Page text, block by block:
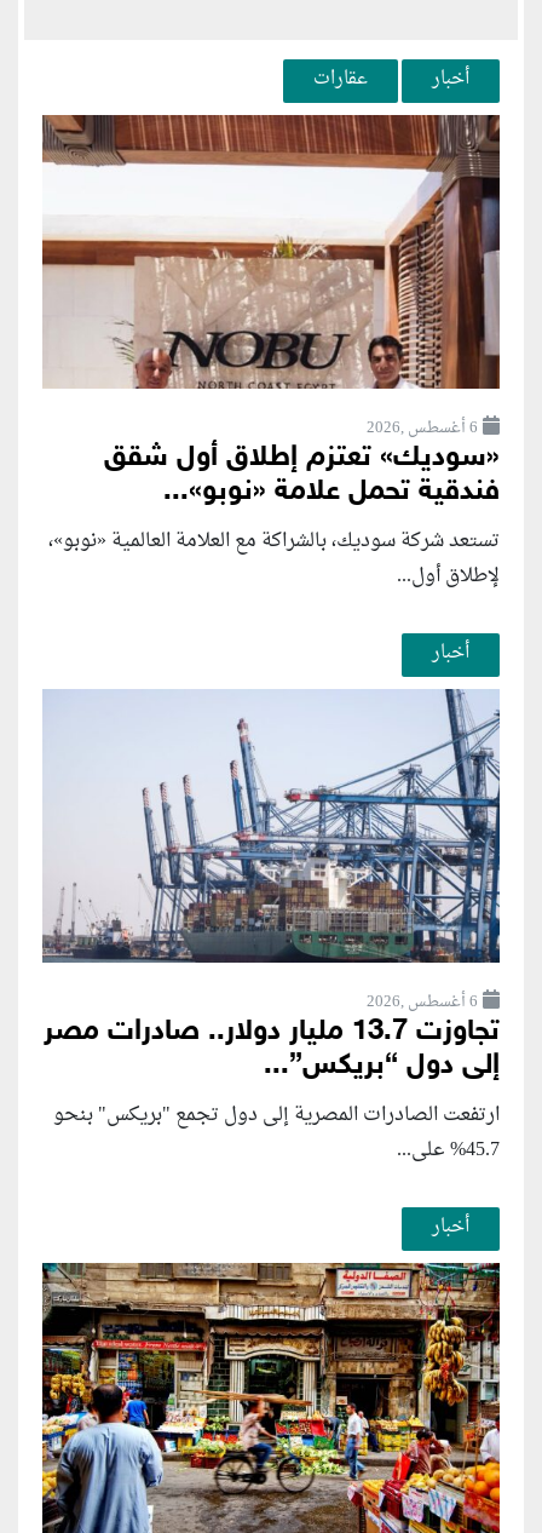
أخبار عقارات
6 أغسطس ,2026
«سوديك» تعتزم إطلاق أول شقق
فندقية تحمل علامة «نوبو»...
تستعد شركة سوديك، بالشراكة مع العلامة العالمية «نوبو»،
لإطلاق أول...
أخبار
6 أغسطس ,2026
تجاوزت 13.7 مليار دولار.. صادرات مصر
إلى دول “بريكس”...
ارتفعت الصادرات المصرية إلى دول تجمع "بريكس" بنحو
45.7% على...
أخبار